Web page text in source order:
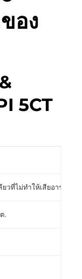
อง
5CT
ยวที่ไม่ทำให้เสียอารมณ์
.